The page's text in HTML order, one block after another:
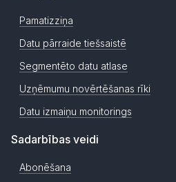
Pamatizziņa
Datu pārraide tiešsaistē
Segmentēto datu atlase
Uzņēmumu novērtēšanas rīki
Datu izmaiņu monitorings
Sadarbības veidi
Abonēšana